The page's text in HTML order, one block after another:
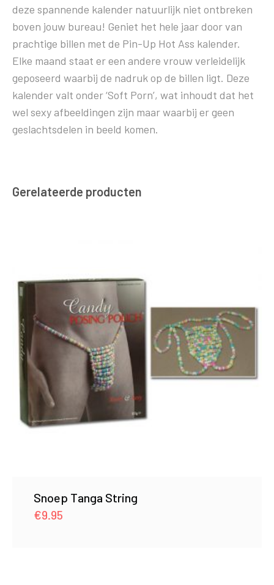
deze spannende kalender natuurlijk niet ontbreken
boven jouw bureau! Geniet het hele jaar door van
prachtige billen met de Pin-Up Hot Ass kalender.
Elke maand staat er een andere vrouw verleidelijk
geposeerd waarbij de nadruk op de billen ligt. Deze
kalender valt onder ‘Soft Porn’, wat inhoudt dat het
wel sexy afbeeldingen zijn maar waarbij er geen
geslachtsdelen in beeld komen.
Gerelateerde producten
Snoep Tanga String
€9.95